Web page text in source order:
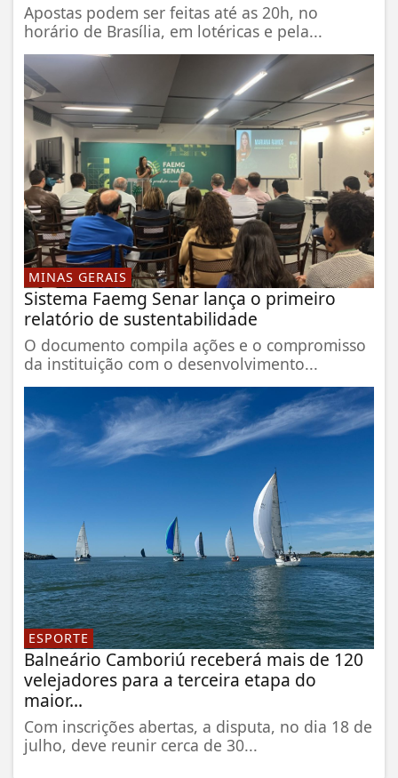
Apostas podem ser feitas até as 20h, no
horário de Brasília, em lotéricas e pela...
MINAS GERAIS
Sistema Faemg Senar lança o primeiro
relatório de sustentabilidade
O documento compila ações e o compromisso
da instituição com o desenvolvimento...
ESPORTE
Balneário Camboriú receberá mais de 120
velejadores para a terceira etapa do
maior...
Com inscrições abertas, a disputa, no dia 18 de
julho, deve reunir cerca de 30...